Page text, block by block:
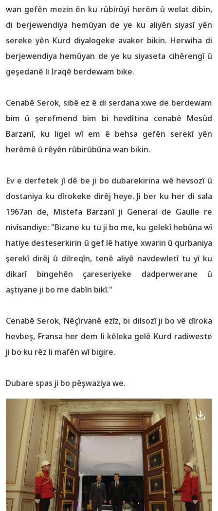
wan gefên mezin ên ku rûbirûyî herêm û welat dibin,
di berjewendiya hemûyan de ye ku aliyên siyasî yên
sereke yên Kurd diyalogeke avaker bikin. Herwiha di
berjewendiya hemûyan de ye ku siyaseta cihêrengî û
geşedanê li Iraqê berdewam bike.
Cenabê Serok, sibê ez ê di serdana xwe de berdewam
bim û şerefmend bim bi hevdîtina cenabê Mesûd
Barzanî, ku ligel wî em ê behsa gefên serekî yên
herêmê û rêyên rûbirûbûna wan bikin.
Ev e derfetek jî dê be ji bo dubarekirina wê hevsozî û
dostaniya ku dîrokeke dirêj heye. Ji ber ku her di sala
1967an de, Mistefa Barzanî ji General de Gaulle re
nivîsandiye: "Bizane ku tu ji bo me, ku gelekî hebûna wî
hatiye desteserkirin û gef lê hatiye xwarin û qurbaniya
şerekî dirêj û dilreqîn, tenê aliyê navdewletî tu yî ku
dikarî bingehên çareseriyeke dadperwerane û
aştiyane ji bo me dabîn bikî."
Cenabê Serok, Nêçîrvanê ezîz, bi dilsozî ji bo vê dîroka
hevbeş, Fransa her dem li kêleka gelê Kurd radiweste
ji bo ku rêz li mafên wî bigire.
Dubare spas ji bo pêşwaziya we.